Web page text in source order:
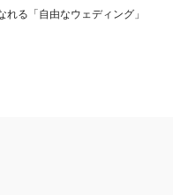
る「自由なウェディング」